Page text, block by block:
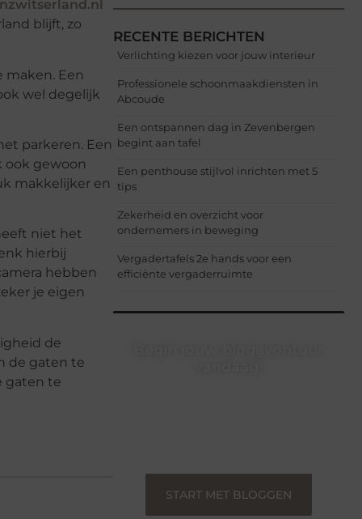
blijft, zo
maken. Een
wel degelijk
parkeren. Een
ook gewoon
makkelijker en
niet het
hierbij
hebben
je eigen
de
de gaten te
gaten te
RECENTE BERICHTEN
Verlichting kiezen voor jouw interieur
Professionele schoonmaakdiensten in
Abcoude
Een ontspannen dag in Zevenbergen
begint aan tafel
Een penthouse stijlvol inrichten met 5
tips
Zekerheid en overzicht voor
ondernemers in beweging
Vergadertafels 2e hands voor een
efficiënte vergaderruimte
START MET BLOGGEN